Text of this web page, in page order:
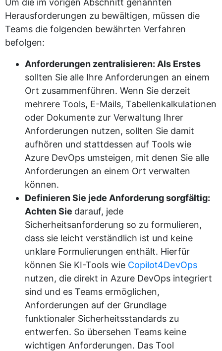
Um die im vorigen Abschnitt genannten
Herausforderungen zu bewältigen, müssen die
Teams die folgenden bewährten Verfahren
befolgen:
Anforderungen zentralisieren: Als Erstes
sollten Sie alle Ihre Anforderungen an einem
Ort zusammenführen. Wenn Sie derzeit
mehrere Tools, E-Mails, Tabellenkalkulationen
oder Dokumente zur Verwaltung Ihrer
Anforderungen nutzen, sollten Sie damit
aufhören und stattdessen auf Tools wie
Azure DevOps umsteigen, mit denen Sie alle
Anforderungen an einem Ort verwalten
können.
Definieren Sie jede Anforderung sorgfältig:
Achten Sie darauf, jede
Sicherheitsanforderung so zu formulieren,
dass sie leicht verständlich ist und keine
unklare Formulierungen enthält. Hierfür
können Sie KI-Tools wie Copilot4DevOps
nutzen, die direkt in Azure DevOps integriert
sind und es Teams ermöglichen,
Anforderungen auf der Grundlage
funktionaler Sicherheitsstandards zu
entwerfen. So übersehen Teams keine
wichtigen Anforderungen. Das Tool